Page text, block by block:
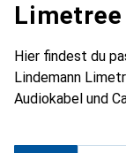
Hier findest du
Lindemann
Audiokabel und